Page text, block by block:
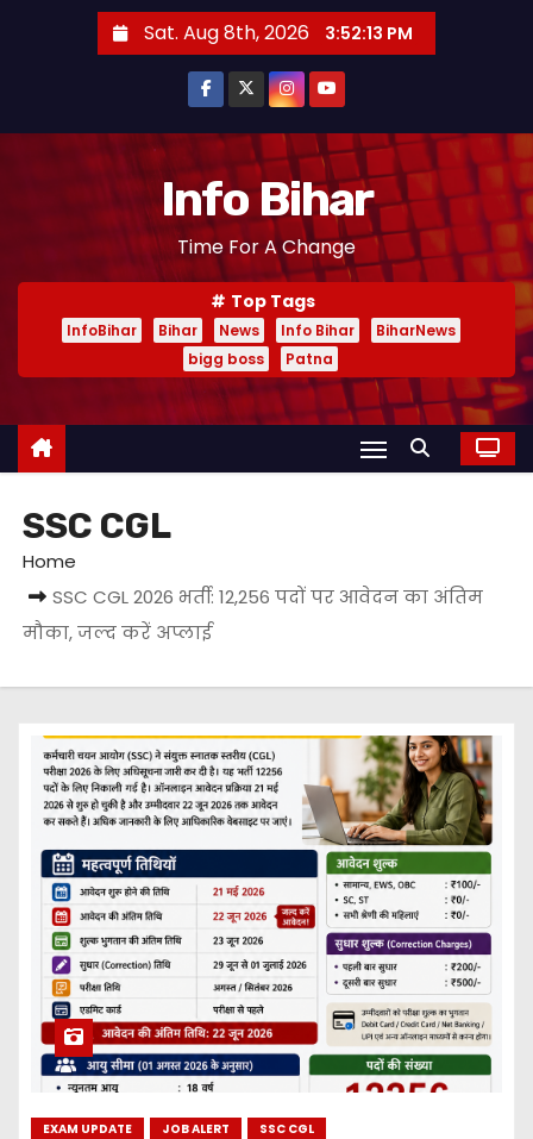
Sat. Aug 8th, 2026 3:52:14 PM
Info Bihar
Time For A Change
Top Tags
InfoBihar Bihar News Info Bihar
BiharNews
bigg boss
Patna
SSC CGL
Home
SSC CGL 2026 भर्ती: 12,256 पदों पर आवेदन का अंतिम
मौका, जल्द करें अप्लाई
EXAM UPDATE JOB ALERT SSC CGL